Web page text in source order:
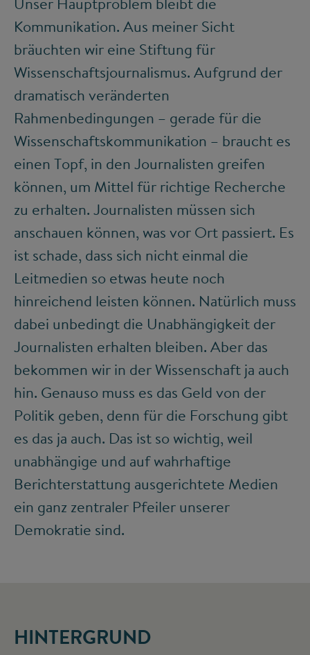
Kommunikation. Aus meiner Sicht
bräuchten wir eine Stiftung für
Wissenschaftsjournalismus. Aufgrund der
dramatisch veränderten
Rahmenbedingungen – gerade für die
Wissenschaftskommunikation – braucht es
einen Topf, in den Journalisten greifen
können, um Mittel für richtige Recherche
zu erhalten. Journalisten müssen sich
anschauen können, was vor Ort passiert. Es
ist schade, dass sich nicht einmal die
Leitmedien so etwas heute noch
hinreichend leisten können. Natürlich muss
dabei unbedingt die Unabhängigkeit der
Journalisten erhalten bleiben. Aber das
bekommen wir in der Wissenschaft ja auch
hin. Genauso muss es das Geld von der
Politik geben, denn für die Forschung gibt
es das ja auch. Das ist so wichtig, weil
unabhängige und auf wahrhaftige
Berichterstattung ausgerichtete Medien
ein ganz zentraler Pfeiler unserer
Demokratie sind.
HINTERGRUND